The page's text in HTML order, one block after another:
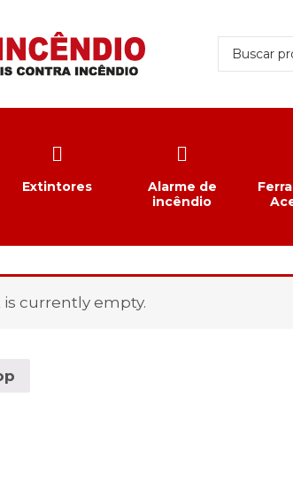
Extintores
Alarme de
incêndio
is currently empty.